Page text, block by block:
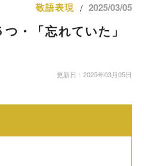
敬語表現 / 2025/03/05
・「忘れていた」
更新日：2025年03月05日